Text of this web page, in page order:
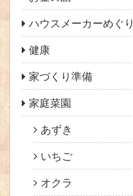
ハウスメーカーめぐり
健康
家づくり準備
家庭菜園
あずき
いちご
オクラ